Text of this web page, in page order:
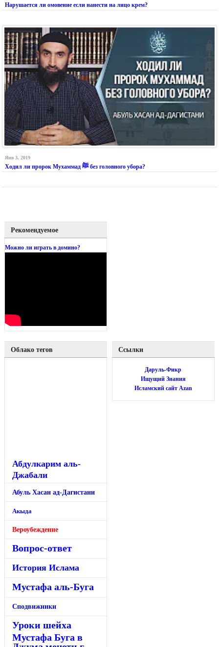
Нарушается ли омовение если нанести на лицо крем?
Янв 3, 2019
Ходил ли пророк Мухаммад ﷺ без головного убора?
Рекомендуемое
Можно ли играть в домино?
Облако тегов
Абдулкарим аль-
Джабали
Абуль Хасан ад-Дагистани
Акыда
Вероубеждение
Вопрос-ответ
История Ислама
Мустафа аль-Буга
Сподвижники
Уроки шейха
Мустафа Буга в
Джума мечети г.
Ссылки
Даруль-Фикр
Ищущий Знания
Исламский сайт Azan